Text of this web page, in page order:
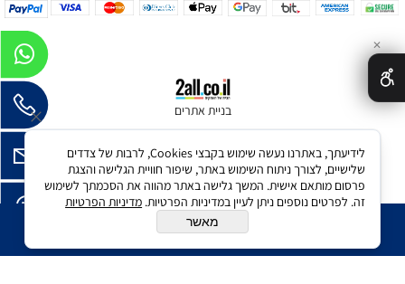
הוסף לסל
בניית אתרים
✕
לידיעתך, באתרנו נעשה שימוש בקבצי Cookies, לרבות של צדדים
שלישיים, לצורך ניתוח השימוש באתר, שיפור חוויית הגלישה והצגת
פרסום מותאם אישית. המשך גלישה באתר מהווה את הסכמתך לשימוש
זה. לפרטים נוספים ניתן לעיין במדיניות הפרטיות. מדיניות הפרטיות
מאשר